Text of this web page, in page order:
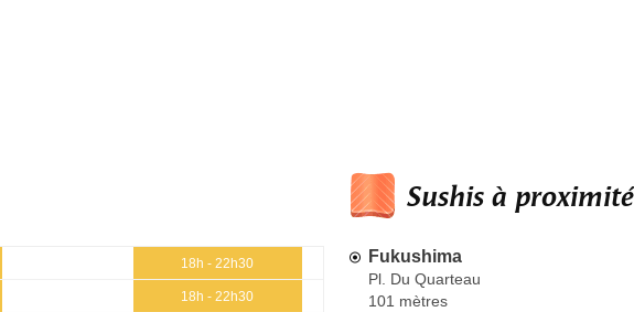
18h - 22h30
18h - 22h30
Sushis à proximité
Fukushima
Pl. Du Quarteau
101 mètres